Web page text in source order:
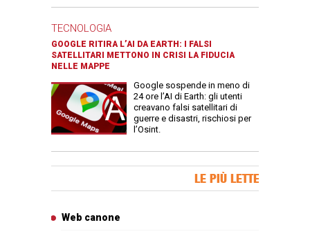
TECNOLOGIA
GOOGLE RITIRA L’AI DA EARTH: I FALSI
SATELLITARI METTONO IN CRISI LA FIDUCIA
NELLE MAPPE
Google sospende in meno di
24 ore l’AI di Earth: gli utenti
creavano falsi satellitari di
guerre e disastri, rischiosi per
l’Osint.
LE PIÙ LETTE
Web canone